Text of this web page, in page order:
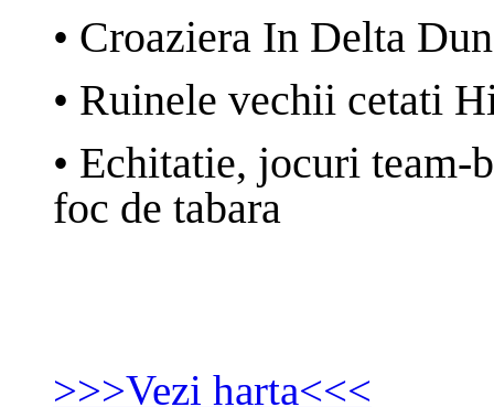
• Croaziera In Delta
• Ruinele vechii cetati
• Echitatie, jocuri team-
foc de tabara
>>>Vezi harta<<<